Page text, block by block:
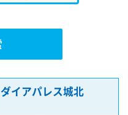
ダイアパレス城北